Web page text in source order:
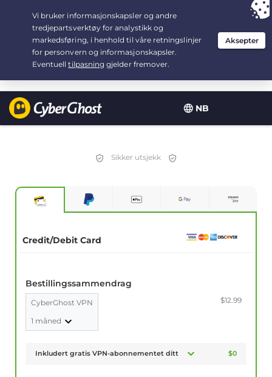
NB
Your choice: The Best Dealfor 3.3333333333333-years at $
/month
Sikker utsjekk
Credit/Debit Card
Bestillingssammendrag
CyberGhost VPN
1 måned
$12.99
Inkludert gratis VPN-abonnementet ditt $0